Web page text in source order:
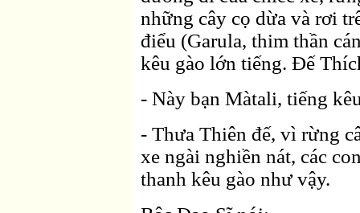
những cây cọ dừa và rơi
điểu (Garula, thim thần
kêu gào lớn tiếng. Ðế
- Này bạn Màtali, tiếng
- Thưa Thiên đế, vì rừng
xe ngài nghiền nát, các
thanh kêu gào như vậy.